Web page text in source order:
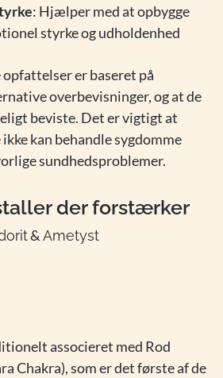
: Hjælper med at opbygge
styrke og udholdenhed
er baseret på
overbevisninger, og at de
beviste. Det er vigtigt at
kan behandle sygdomme
sundhedsproblemer.
der forstærker
&Ametyst
associeret med Rod
Chakra), som er det første af de